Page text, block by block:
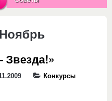
Звезда!»
Конкурсы